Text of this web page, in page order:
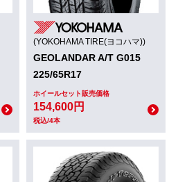
(YOKOHAMA TIRE(ヨコハマ))
GEOLANDAR A/T G015
225/65R17
ホイールセット販売価格
154,600円
税込/4本